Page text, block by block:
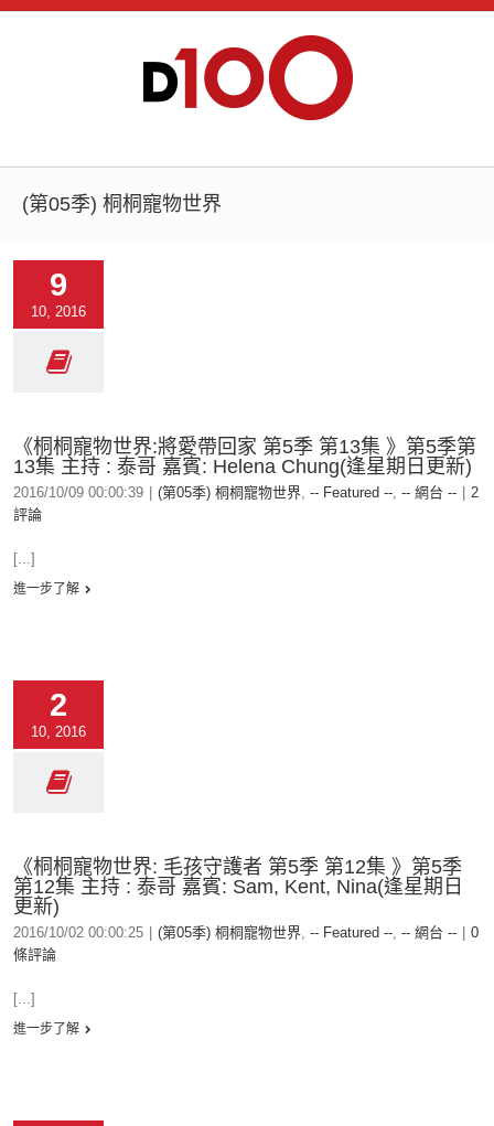
(第05季) 桐桐寵物世界
9
10, 2016
《桐桐寵物世界:將愛帶回家 第5季 第13集 》第5季第
13集 主持 : 泰哥 嘉賓: Helena Chung(逢星期日更新)
2016/10/09 00:00:39 (第05季) 桐桐寵物世界, -- Featured --, -- 網台 --
2
評論
[...]
進一步了解
2
10, 2016
《桐桐寵物世界: 毛孩守護者 第5季 第12集 》第5季
第12集 主持 : 泰哥 嘉賓: Sam, Kent, Nina(逢星期日
更新)
2016/10/02 00:00:25 (第05季) 桐桐寵物世界, -- Featured --, -- 網台 --
0
條評論
[...]
進一步了解